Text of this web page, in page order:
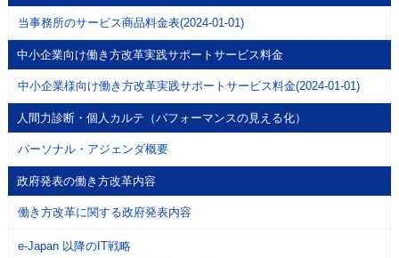
当事務所のサービス商品料金表(2024-01-01)
中小企業向け働き方改革実践サポートサービス料金
中小企業様向け働き方改革実践サポートサービス料金(2024-01-01)
人間力診断・個人カルテ（パフォーマンスの見える化）
パーソナル・アジェンダ概要
政府発表の働き方改革内容
働き方改革に関する政府発表内容
e-Japan 以降のIT戦略